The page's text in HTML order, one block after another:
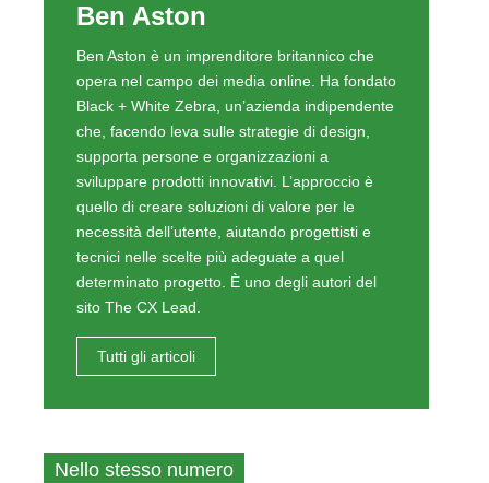
Ben Aston
Ben Aston è un imprenditore britannico che
opera nel campo dei media online. Ha fondato
Black + White Zebra, un’azienda indipendente
che, facendo leva sulle strategie di design,
supporta persone e organizzazioni a
sviluppare prodotti innovativi. L’approccio è
quello di creare soluzioni di valore per le
necessità dell’utente, aiutando progettisti e
tecnici nelle scelte più adeguate a quel
determinato progetto. È uno degli autori del
sito The CX Lead.
Tutti gli articoli
Nello stesso numero